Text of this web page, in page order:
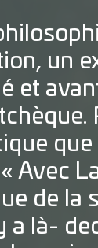
un
et
Avec
de la
a là-